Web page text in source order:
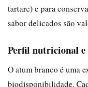
tartare) e para
sabor delicados são
Perfil nutricional e
O atum branco é uma
biodisponibilidade.